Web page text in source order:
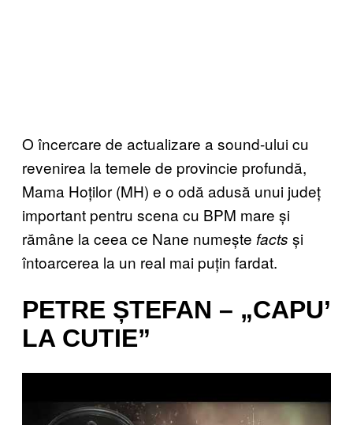
O încercare de actualizare a sound-ului cu
revenirea la temele de provincie profundă,
Mama Hoților (MH) e o odă adusă unui județ
important pentru scena cu BPM mare și
rămâne la ceea ce Nane numește facts și
întoarcerea la un real mai puțin fardat.
PETRE ȘTEFAN – „CAPU’
LA CUTIE”